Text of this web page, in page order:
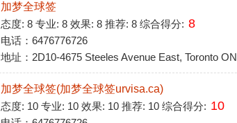
加梦全球签
态度: 8 专业: 8 效果: 8 推荐: 8 综合得分: 8
电话：6476776726
地址：2D10-4675 Steeles Avenue East, Toronto ON
加梦全球签(加梦全球签urvisa.ca)
态度: 10 专业: 10 效果: 10 推荐: 10 综合得分: 10